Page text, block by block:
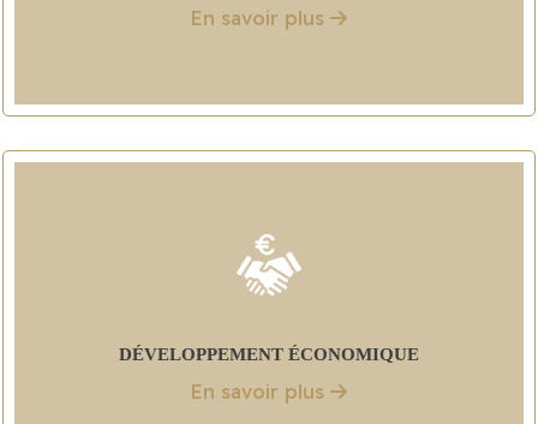
En savoir plus
DÉVELOPPEMENT ÉCONOMIQUE
En savoir plus